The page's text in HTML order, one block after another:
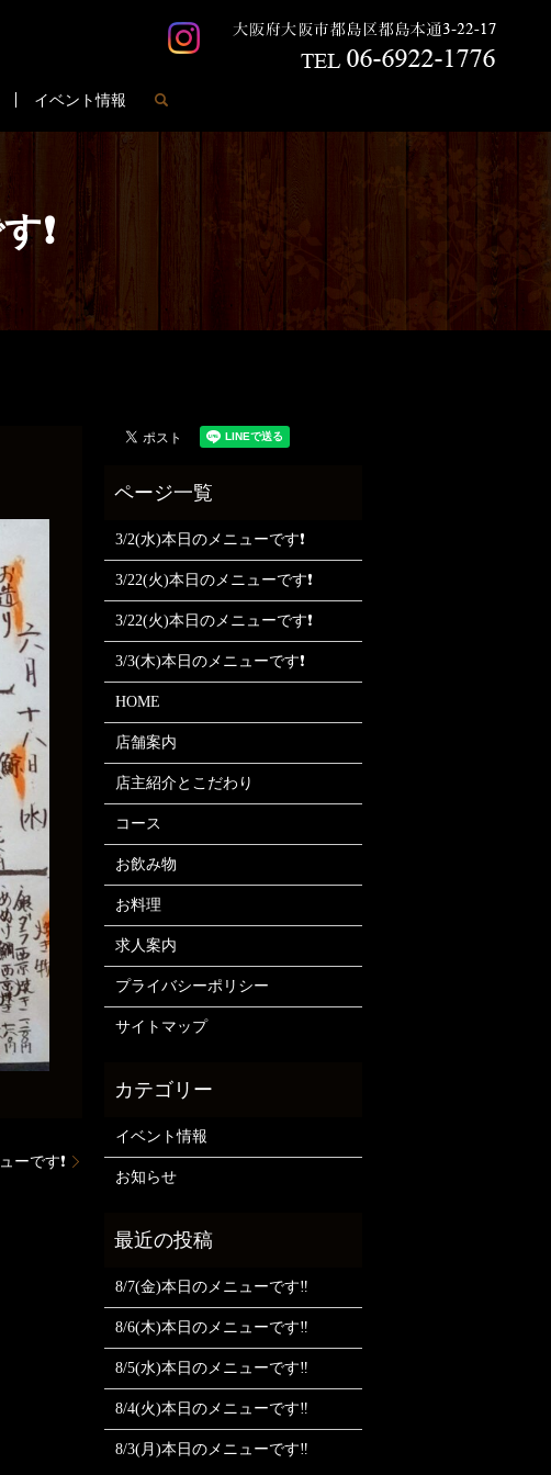
イベント情報
❗️
ーです❗️
3/2(水)本日のメニューです❗
3/22(火)本日のメニューです❗
3/22(火)本日のメニューです❗
3/3(木)本日のメニューです❗
HOME
店舗案内
店主紹介とこだわり
コース
お飲み物
お料理
求人案内
プライバシーポリシー
サイトマップ
イベント情報
お知らせ
8/7(金)本日のメニューです‼️
8/6(木)本日のメニューです‼️
8/5(水)本日のメニューです‼️
8/4(火)本日のメニューです‼️
8/3(月)本日のメニューです‼️